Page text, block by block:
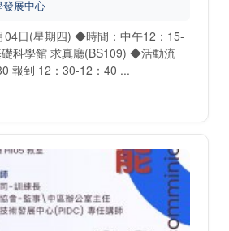
發展中心
日(星期四) ◆時間：中午12：15-
科學館 求真廳(BS109) ◆活動流
報到 12：30-12：40 ...